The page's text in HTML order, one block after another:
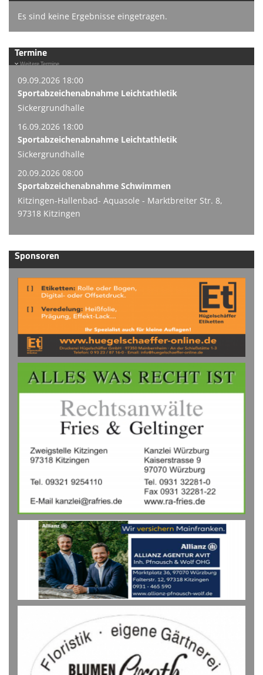
Es sind keine Ergebnisse eingetragen.
Termine
Weitere Termine
09.09.2026 18:00
Sportabzeichenabnahme Leichtathletik
Sickergrundhalle
16.09.2026 18:00
Sportabzeichenabnahme Leichtathletik
Sickergrundhalle
20.09.2026 08:00
Sportabzeichenabnahme Schwimmen
Kitzingen-Hallenbad- Aquasole - Marktbreiter Str. 8,
97318 Kitzingen
Sponsoren